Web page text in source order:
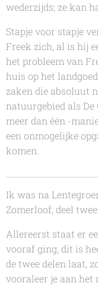
wederzijds; ze kan
Stapje voor stapje
Freek zich, al is hij
het probleem van
huis op het
zaken die absoluut
natuurgebied als De
meer dan één -
een onmogelijke
komen.
Ik was na
Zomerloof, deel
Allereerst staat er
vooraf ging, dit is
de twee delen laat,
vooraleer je aan het